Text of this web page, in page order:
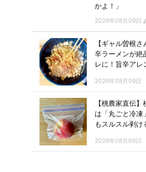
かよ！」
2026年08月09日
【ギャル曽根さ
辛ラーメンが絶
レに！旨辛アレ
2026年08月09日
【桃農家直伝
は「丸ごと冷凍
もスルスル剥け
2026年08月09日